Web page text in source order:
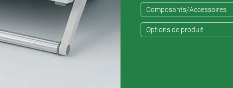
Composants/Accessoires
Options de produit